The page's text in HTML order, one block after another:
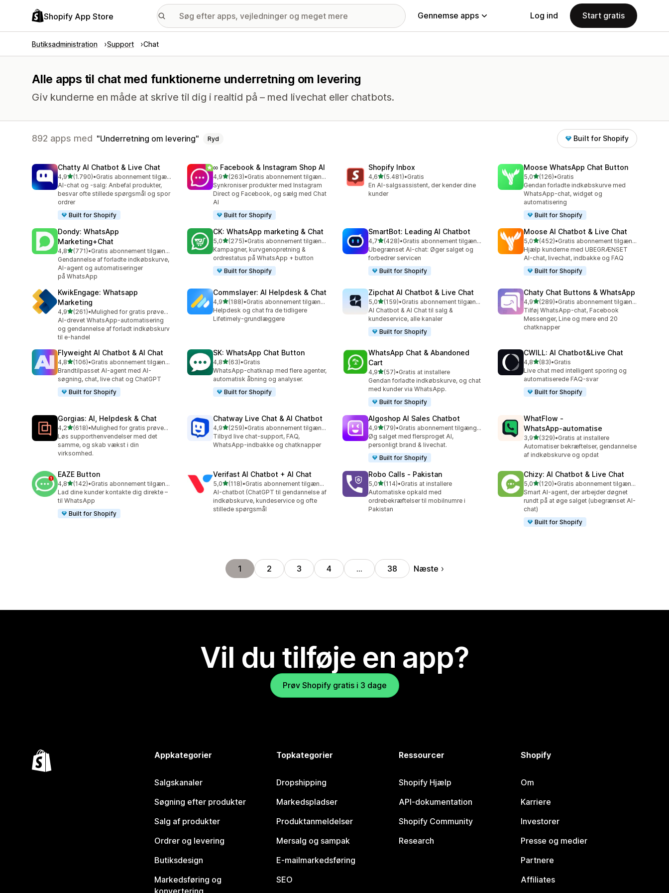
Shopify App Store Gennemse apps Log ind Start gratis
Butiksadministration Support Chat
Alle apps til chat med funktionerne underretning om levering
Giv kunderne en måde at skrive til dig i realtid på – med livechat eller chatbots.
892 apps med Underretning om levering Ryd Built for Shopify
Chatty AI Chatbot & Live Chat
4,9ud af 5 stjerner
(1.790)
1790 anmeldelser i alt
•
Gratis abonnement tilgængeligt
AI-chat og -salg: Anbefal produkter,
besvar ofte stillede spørgsmål og spor
ordrer
Built for Shopify
∞ Facebook & Instagram Shop AI
4,9ud af 5 stjerner
(263)
263 anmeldelser i alt
•
Gratis abonnement tilgængeligt
Synkroniser produkter med Instagram
Direct og Facebook, og sælg med Chat
AI
Built for Shopify
Shopify Inbox
4,6ud af 5 stjerner
(5.481)
5481 anmeldelser i alt
•Gratis
En AI-salgsassistent, der kender dine
kunder
Moose WhatsApp Chat Button
5,0ud af 5 stjerner
(126)
126 anmeldelser i alt
•Gratis
Gendan forladte indkøbskurve med
WhatsApp-chat, widget og
automatisering
Built for Shopify
Dondy: WhatsApp
Marketing+Chat
4,8ud af 5 stjerner
(771)
771 anmeldelser i alt
•
Gratis abonnement tilgængeligt
Gendannelse af forladte indkøbskurve,
AI-agent og automatiseringer
på WhatsApp
CK: WhatsApp marketing & Chat
5,0ud af 5 stjerner
(275)
275 anmeldelser i alt
•
Gratis abonnement tilgængeligt
Kampagner, kurvgenopretning &
ordrestatus på WhatsApp + button
Built for Shopify
SmartBot: Leading AI Chatbot
4,7ud af 5 stjerner
(428)
428 anmeldelser i alt
•
Gratis abonnement tilgængeligt
Ubegrænset AI-chat: Øger salget og
forbedrer servicen
Built for Shopify
Moose AI Chatbot & Live Chat
5,0ud af 5 stjerner
(452)
452 anmeldelser i alt
•
Gratis abonnement tilgængeligt
Hjælp kunderne med UBEGRÆNSET
AI-chat, livechat, indbakke og FAQ
Built for Shopify
KwikEngage: Whatsapp
Marketing
4,9ud af 5 stjerner
(261)
261 anmeldelser i alt
•
Mulighed for gratis prøveperiode
AI-drevet WhatsApp-automatisering
og gendannelse af forladt indkøbskurv
til e-handel
Commslayer: AI Helpdesk & Chat
4,9ud af 5 stjerner
(188)
188 anmeldelser i alt
•
Gratis abonnement tilgængeligt
Helpdesk og chat fra de tidligere
Lifetimely-grundlæggere
Zipchat AI Chatbot & Live Chat
5,0ud af 5 stjerner
(159)
159 anmeldelser i alt
•
Gratis abonnement tilgængeligt
AI Chatbot & AI Chat til salg &
kundeservice, alle kanaler
Built for Shopify
Chaty Chat Buttons & WhatsApp
4,9ud af 5 stjerner
(289)
289 anmeldelser i alt
•
Gratis abonnement tilgængeligt
Tilføj WhatsApp-chat, Facebook
Messenger, Line og mere end 20
chatknapper
Flyweight AI Chatbot & AI Chat
4,8ud af 5 stjerner
(106)
106 anmeldelser i alt
•
Gratis abonnement tilgængeligt
Brandtilpasset AI-agent med AI-
søgning, chat, live chat og ChatGPT
Built for Shopify
SK: WhatsApp Chat Button
4,8ud af 5 stjerner
(63)
63 anmeldelser i alt
•Gratis
WhatsApp-chatknap med flere agenter,
automatisk åbning og analyser.
Built for Shopify
WhatsApp Chat & Abandoned
Cart
4,9ud af 5 stjerner
(57)
57 anmeldelser i alt
•Gratis at installere
Gendan forladte indkøbskurve, og chat
med kunder via WhatsApp.
Built for Shopify
CWILL: AI Chatbot&Live Chat
4,8ud af 5 stjerner
(83)
83 anmeldelser i alt
•Gratis
Live chat med intelligent sporing og
automatiserede FAQ-svar
Built for Shopify
Gorgias: AI, Helpdesk & Chat
4,2ud af 5 stjerner
(618)
618 anmeldelser i alt
•
Mulighed for gratis prøveperiode
Løs supporthenvendelser med det
samme, og skab vækst i din
virksomhed.
Chatway Live Chat & AI Chatbot
4,9ud af 5 stjerner
(259)
259 anmeldelser i alt
•
Gratis abonnement tilgængeligt
Tilbyd live chat-support, FAQ,
WhatsApp-indbakke og chatknapper
Algoshop AI Sales Chatbot
4,9ud af 5 stjerner
(79)
79 anmeldelser i alt
•
Gratis abonnement tilgængeligt
Øg salget med flersproget AI,
personligt brand & livechat.
Built for Shopify
WhatFlow ‑
WhatsApp‑automatise
3,9ud af 5 stjerner
(329)
329 anmeldelser i alt
•Gratis at installere
Automatiser bekræftelser, gendannelse
af indkøbskurve og opdat
EAZE Button
4,8ud af 5 stjerner
(142)
142 anmeldelser i alt
•
Gratis abonnement tilgængeligt
Lad dine kunder kontakte dig direkte –
til WhatsApp
Built for Shopify
Verifast AI Chatbot + AI Chat
5,0ud af 5 stjerner
(118)
118 anmeldelser i alt
•
Gratis abonnement tilgængeligt
AI-chatbot (ChatGPT til gendannelse af
indkøbskurve, kundeservice og ofte
stillede spørgsmål
Robo Calls ‑ Pakistan
5,0ud af 5 stjerner
(114)
114 anmeldelser i alt
•Gratis at installere
Automatiske opkald med
ordrebekræftelser til mobilnumre i
Pakistan
Chizy: AI Chatbot & Live Chat
5,0ud af 5 stjerner
(120)
120 anmeldelser i alt
•
Gratis abonnement tilgængeligt
Smart AI-agent, der arbejder døgnet
rundt på at øge salget (ubegrænset AI-
chat)
Built for Shopify
1 2 3 4 … 38 Næste
Vil du tilføje en app?
Prøv Shopify gratis i 3 dage
Appkategorier
Salgskanaler
Søgning efter produkter
Salg af produkter
Ordrer og levering
Butiksdesign
Markedsføring og
Topkategorier
Dropshipping
Markedspladser
Produktanmeldelser
Mersalg og sampak
E-mailmarkedsføring
SEO
Ressourcer
Shopify Hjælp
API-dokumentation
Shopify Community
Research
Shopify
Om
Karriere
Investorer
Presse og medier
Partnere
Affiliates